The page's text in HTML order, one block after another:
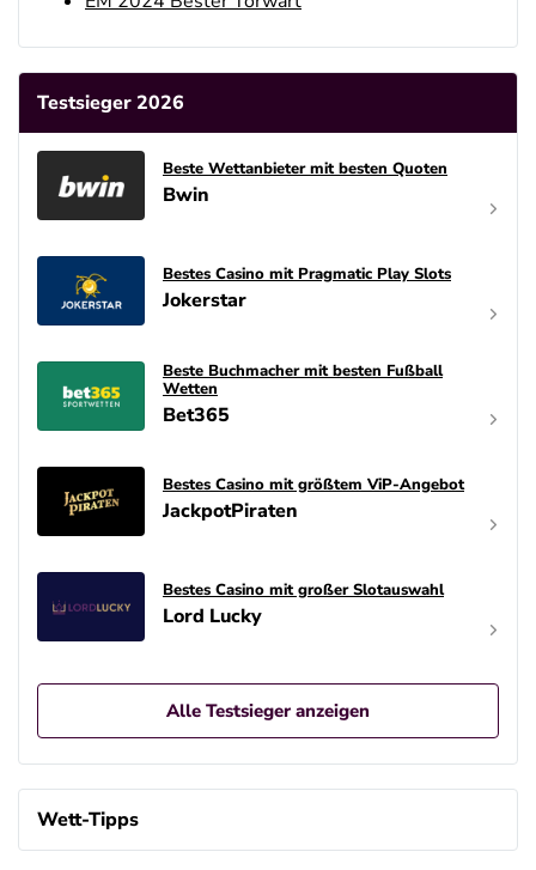
Testsieger 2026
Beste Wettanbieter mit besten Quoten
Bwin
Bestes Casino mit Pragmatic Play Slots
Jokerstar
Beste Buchmacher mit besten Fußball
Wetten
Bet365
Bestes Casino mit größtem ViP-Angebot
JackpotPiraten
Bestes Casino mit großer Slotauswahl
Lord Lucky
Alle Testsieger anzeigen
Wett-Tipps